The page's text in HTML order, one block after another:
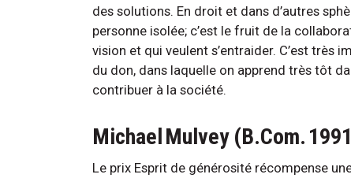
des solutions. En droit et dans d’autres
personne isolée; c’est le fruit de la
vision et qui veulent s’entraider. C’est très
du don, dans laquelle on apprend très tôt
contribuer à la société.
Michael Mulvey (B.Com.
Le prix Esprit de générosité récompense